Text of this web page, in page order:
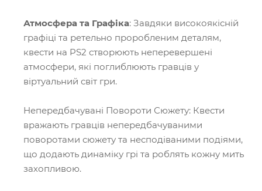
Атмосфера та Графіка: Завдяки високоякісній
графіці та ретельно проробленим деталям,
квести на PS2 створюють неперевершені
атмосфери, які поглиблюють гравців у
віртуальний світ гри.
Непередбачувані Повороти Сюжету: Квести
вражають гравців непередбачуваними
поворотами сюжету та несподіваними подіями,
що додають динаміку грі та роблять кожну мить
захопливою.